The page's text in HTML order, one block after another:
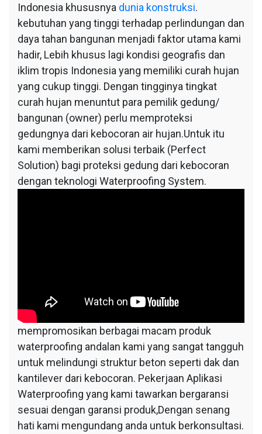
Indonesia khususnya dunia konstruksi.
kebutuhan yang tinggi terhadap perlindungan dan
daya tahan bangunan menjadi faktor utama kami
hadir, Lebih khusus lagi kondisi geografis dan
iklim tropis Indonesia yang memiliki curah hujan
yang cukup tinggi. Dengan tingginya tingkat
curah hujan menuntut para pemilik gedung/
bangunan (owner) perlu memproteksi
gedungnya dari kebocoran air hujan.Untuk itu
kami memberikan solusi terbaik (Perfect
Solution) bagi proteksi gedung dari kebocoran
dengan teknologi Waterproofing System.
mempromosikan berbagai macam produk
waterproofing andalan kami yang sangat tangguh
untuk melindungi struktur beton seperti dak dan
kantilever dari kebocoran. Pekerjaan Aplikasi
Waterproofing yang kami tawarkan bergaransi
sesuai dengan garansi produk,Dengan senang
hati kami mengundang anda untuk berkonsultasi.